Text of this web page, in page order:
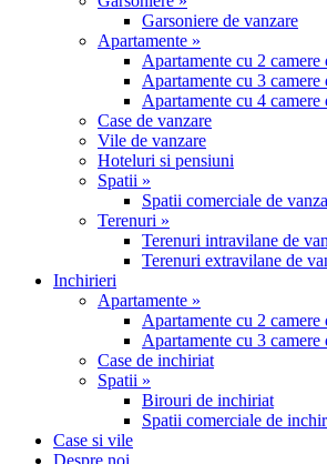
Garsoniere de vanzare
Apartamente »
Apartamente cu 2 camere
Apartamente cu 3 camere
Apartamente cu 4 camere
Case de vanzare
Vile de vanzare
Hoteluri si pensiuni
Spatii »
Spatii comerciale de
Terenuri »
Terenuri intravilane de
Terenuri extravilane de
Inchirieri
Apartamente »
Apartamente cu 2
Apartamente cu 3
Case de inchiriat
Spatii »
Birouri de inchiriat
Spatii comerciale de
Case si vile
Despre noi